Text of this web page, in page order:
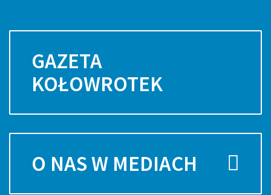
GAZETA
KOŁOWROTEK
O NAS W MEDIACH